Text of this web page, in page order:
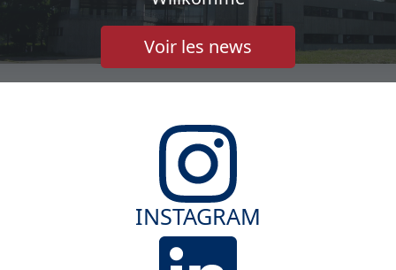
Voir les news
INSTAGRAM